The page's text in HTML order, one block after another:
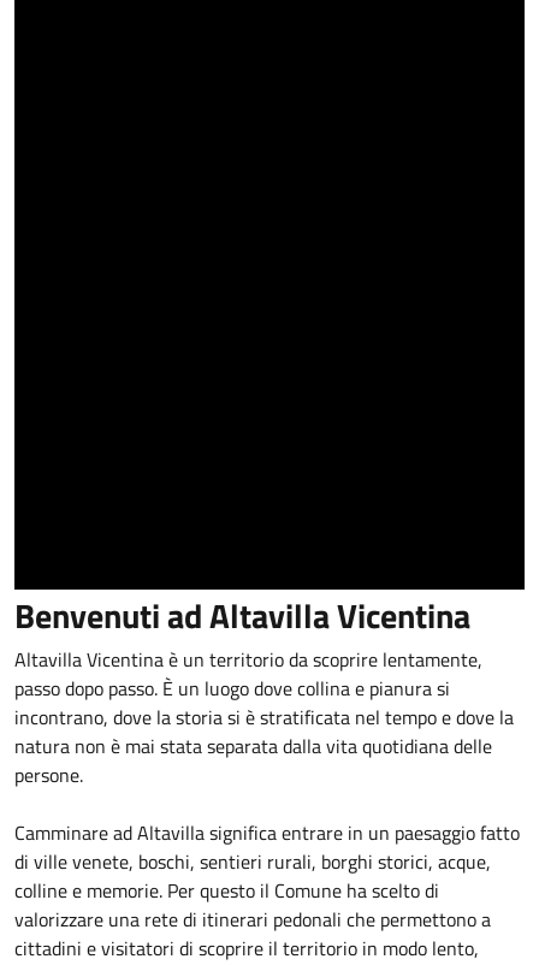
Benvenuti ad Altavilla Vicentina
Altavilla Vicentina è un territorio da scoprire lentamente,
passo dopo passo. È un luogo dove collina e pianura si
incontrano, dove la storia si è stratificata nel tempo e dove la
natura non è mai stata separata dalla vita quotidiana delle
persone.
Camminare ad Altavilla significa entrare in un paesaggio fatto
di ville venete, boschi, sentieri rurali, borghi storici, acque,
colline e memorie. Per questo il Comune ha scelto di
valorizzare una rete di itinerari pedonali che permettono a
cittadini e visitatori di scoprire il territorio in modo lento,